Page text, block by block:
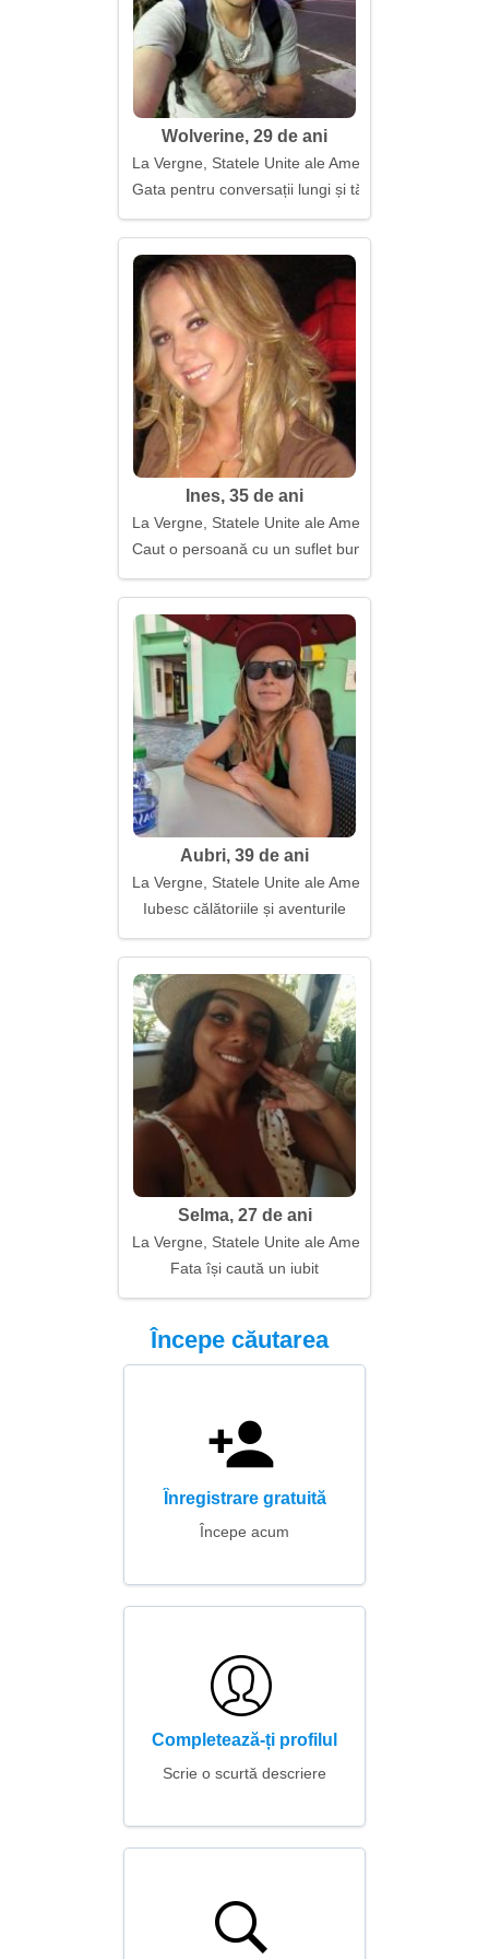
Wolverine, 29 de ani
La Vergne, Statele Unite ale Americii
Gata pentru conversații lungi și tăcere
Ines, 35 de ani
La Vergne, Statele Unite ale Americii
Caut o persoană cu un suflet bun
Aubri, 39 de ani
La Vergne, Statele Unite ale Americii
Iubesc călătoriile și aventurile
Selma, 27 de ani
La Vergne, Statele Unite ale Americii
Fata își caută un iubit
Începe căutarea
Înregistrare gratuită
Începe acum
Completează-ți profilul
Scrie o scurtă descriere